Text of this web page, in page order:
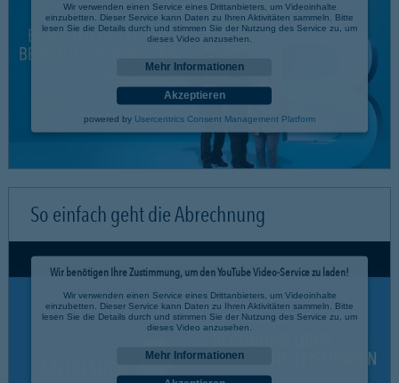
Wir verwenden einen Service eines Drittanbieters, um Videoinhalte
einzubetten. Dieser Service kann Daten zu Ihren Aktivitäten sammeln. Bitte
lesen Sie die Details durch und stimmen Sie der Nutzung des Service zu, um
dieses Video anzusehen.
Mehr Informationen
Akzeptieren
powered by Usercentrics Consent Management Platform
So einfach geht die Abrechnung
Wir benötigen Ihre Zustimmung, um den YouTube Video-Service zu laden!
Wir verwenden einen Service eines Drittanbieters, um Videoinhalte
einzubetten. Dieser Service kann Daten zu Ihren Aktivitäten sammeln. Bitte
lesen Sie die Details durch und stimmen Sie der Nutzung des Service zu, um
dieses Video anzusehen.
Mehr Informationen